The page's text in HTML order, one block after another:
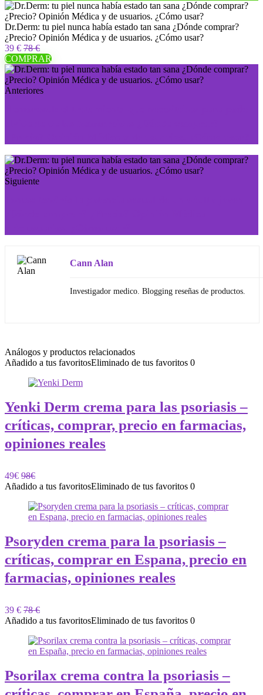
Dr.Derm: tu piel nunca había estado tan sana ¿Dónde comprar?
¿Precio? Opinión Médica y de usuarios. ¿Cómo usar?
39 € 78 €
COMPRAR
Anteriores
Siguiente
Cann Alan
Investigador medico. Blogging reseñas de productos.
Análogos y productos relacionados
Añadido a tus favoritosEliminado de tus favoritos 0
Yenki Derm crema para las psoriasis –
críticas, comprar, precio en farmacias,
opiniones reales
49€ 98€
Añadido a tus favoritosEliminado de tus favoritos 0
Psoryden crema para la psoriasis –
críticas, comprar en Espana, precio en
farmacias, opiniones reales
39 € 78 €
Añadido a tus favoritosEliminado de tus favoritos 0
Psorilax crema contra la psoriasis –